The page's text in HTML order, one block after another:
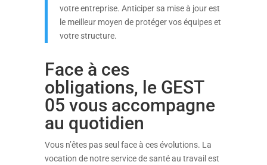
votre entreprise. Anticiper sa mise à jour est
le meilleur moyen de protéger vos équipes et
votre structure.
Face à ces
obligations, le GEST
05 vous accompagne
au quotidien
Vous n’êtes pas seul face à ces évolutions. La
vocation de notre service de santé au travail est